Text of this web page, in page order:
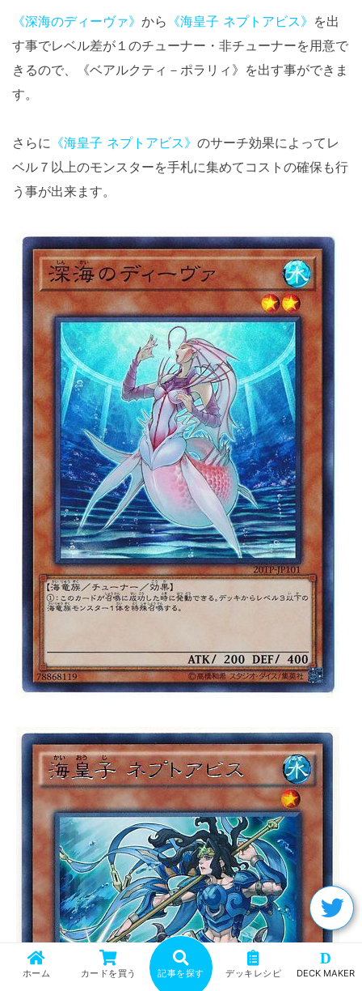
《深海のディーヴァ》 から 《海皇子 ネプトアビス》 を出
す事でレベル差が１のチューナー・非チューナーを用意で
きるので、《ベアルクティ－ポラリィ》を出す事ができま
す。
さらに 《海皇子 ネプトアビス》 のサーチ効果によってレ
ベル７以上のモンスターを手札に集めてコストの確保も行
う事が出来ます。
ホーム カードを買う 記事を探す デッキレシピ
D
DECK MAKER